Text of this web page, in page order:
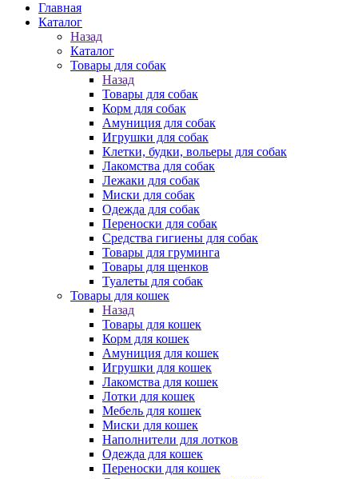
Главная
Каталог
Назад
Каталог
Товары для собак
Назад
Товары для собак
Корм для собак
Амуниция для собак
Игрушки для собак
Клетки, будки, вольеры для собак
Лакомства для собак
Лежаки для собак
Миски для собак
Одежда для собак
Переноски для собак
Средства гигиены для собак
Товары для груминга
Товары для щенков
Туалеты для собак
Товары для кошек
Назад
Товары для кошек
Корм для кошек
Амуниция для кошек
Игрушки для кошек
Лакомства для кошек
Лотки для кошек
Мебель для кошек
Миски для кошек
Наполнители для лотков
Одежда для кошек
Переноски для кошек